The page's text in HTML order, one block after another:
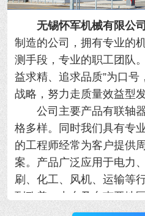
无锡怀军机械有限公司
制造的公司，拥有专业的
测手段，专业的职工团队
益求精、追求品质”为口号
战略，努力走质量效益型
公司主要产品有联轴
格多样。同时我们具有专
的工程师经常为客户提供
案。产品广泛应用于电力
刷、化工、风机、运输等
到欧美、中东及东南亚地区
我公司优势：规模大